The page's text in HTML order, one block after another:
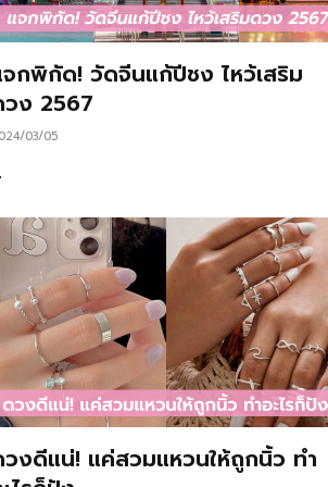
กพิกัด! วัดจีนแก้ปีชง ไหว้เสริม
ง 2567
03/05
งดีแน่! แค่สวมแหวนให้ถูกนิ้ว ทำ